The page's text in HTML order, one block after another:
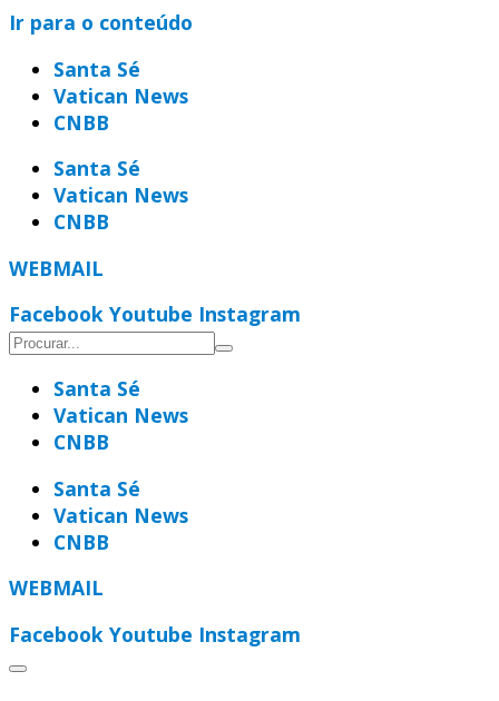
Ir para o conteúdo
Santa Sé
Vatican News
CNBB
Santa Sé
Vatican News
CNBB
WEBMAIL
Facebook Youtube Instagram
Santa Sé
Vatican News
CNBB
Santa Sé
Vatican News
CNBB
WEBMAIL
Facebook Youtube Instagram